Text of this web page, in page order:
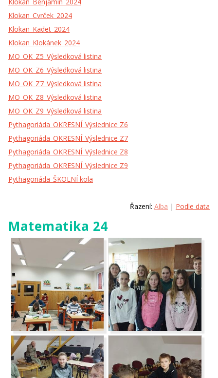
Klokan_Cvrček_2024
Klokan_Kadet_2024
Klokan_Klokánek_2024
MO_OK_Z5_Výsledková listina
MO_OK_Z6_Výsledková listina
MO_OK_Z7_Výsledková listina
MO_OK_Z8_Výsledková listina
MO_OK_Z9_Výsledková listina
Pythagoriáda_OKRESNÍ_Výslednice Z6
Pythagoriáda_OKRESNÍ_Výslednice Z7
Pythagoriáda_OKRESNÍ_Výslednice Z8
Pythagoriáda_OKRESNÍ_Výslednice Z9
Pythagoriáda_ŠKOLNÍ kola
Řazení: Alba | Podle data
Matematika 24